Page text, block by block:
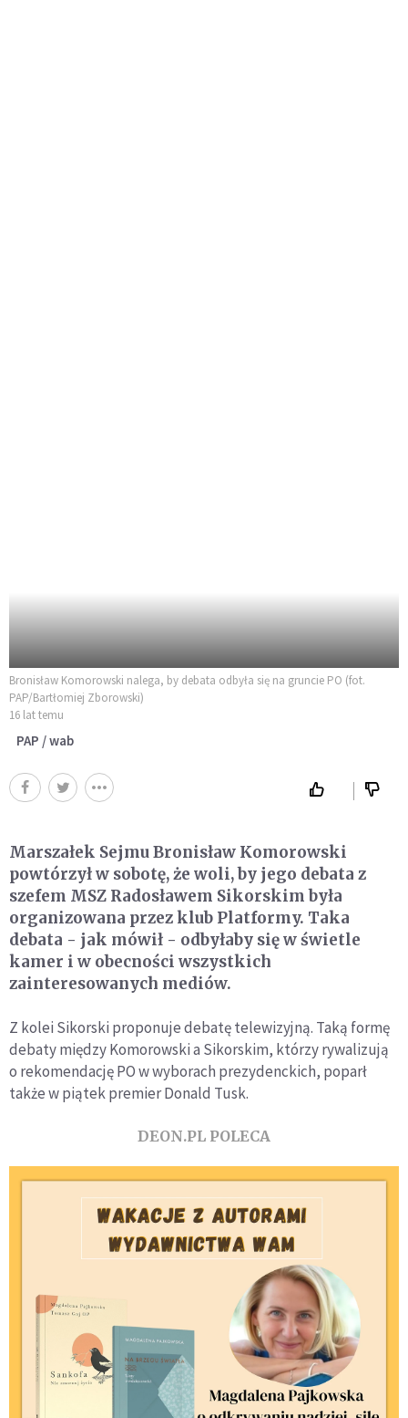
Bronisław Komorowski nalega, by debata odbyła się na gruncie PO (fot.
PAP/Bartłomiej Zborowski)
16 lat temu
PAP / wab
Marszałek Sejmu Bronisław Komorowski
powtórzył w sobotę, że woli, by jego debata z
szefem MSZ Radosławem Sikorskim była
organizowana przez klub Platformy. Taka
debata - jak mówił - odbyłaby się w świetle
kamer i w obecności wszystkich
zainteresowanych mediów.
Z kolei Sikorski proponuje debatę telewizyjną. Taką formę
debaty między Komorowski a Sikorskim, którzy rywalizują
o rekomendację PO w wyborach prezydenckich, poparł
także w piątek premier Donald Tusk.
DEON.PL POLECA